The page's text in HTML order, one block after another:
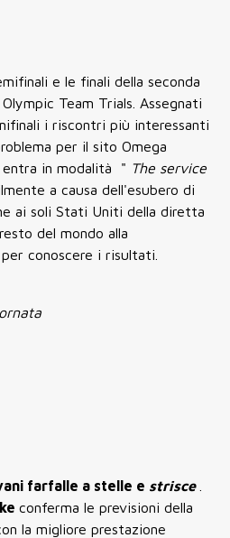
e le finali della seconda
Team Trials. Assegnati
i riscontri più interessanti
per il sito Omega
entra in modalità " The service
a causa dell'esubero di
ai soli Stati Uniti della diretta
del mondo alla
conoscere i risultati.
farfalle a stelle e strisce
conferma le previsioni della
la migliore prestazione